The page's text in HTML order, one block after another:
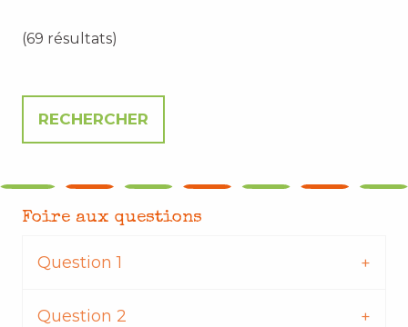
(69 résultats)
Foire aux questions
Question 1
Question 2